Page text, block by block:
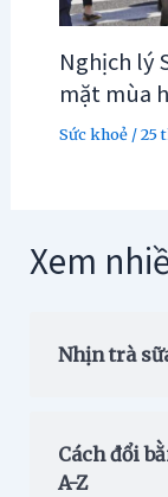
Nghịch lý
mặt mùa
Sức khoẻ/25
Xem
Nhịn trà
Cách đổi
A-Z